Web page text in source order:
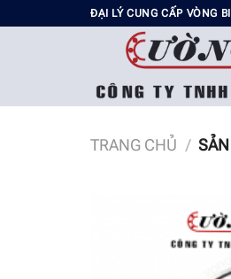
đến
ĐẠI LÝ CUNG CẤP VÒNG
TRANG CHỦ /